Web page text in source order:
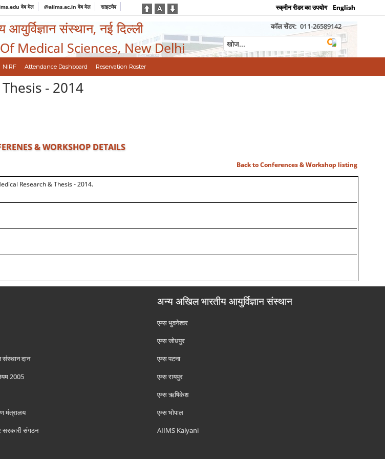
वेब मेल @aiims.ac.in वेब मेल साइटमैप स्क्रीन रीडर का उपयोग English
आयुर्विज्ञान संस्थान, नई दिल्ली
Medical Sciences, New Delhi
कॉल सेंटर: 011-26589142
NIRF Attendance Dashboard Reservation Roster
- 2014
& WORKSHOP DETAILS
Back to Conferences & Workshop listing
Research & Thesis - 2014.
संस्थान दान
2005
मंत्रालय
संगठन
अन्य अखिल भारतीय आयुर्विज्ञान संस्थान
एम्‍स भुवनेश्वर
एम्‍स जोधपुर
एम्‍स पटना
एम्‍स रायपुर
एम्‍स ऋषिकेश
एम्‍स भोपाल
AIIMS Kalyani